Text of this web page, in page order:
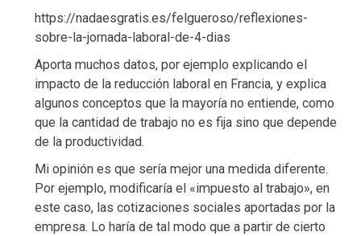
https://nadaesgratis.es/felgueroso/reflexiones-
sobre-la-jornada-laboral-de-4-dias
Aporta muchos datos, por ejemplo explicando el
impacto de la reducción laboral en Francia, y explica
algunos conceptos que la mayoría no entiende, como
que la cantidad de trabajo no es fija sino que depende
de la productividad.
Mi opinión es que sería mejor una medida diferente.
Por ejemplo, modificaría el «impuesto al trabajo», en
este caso, las cotizaciones sociales aportadas por la
empresa. Lo haría de tal modo que a partir de cierto